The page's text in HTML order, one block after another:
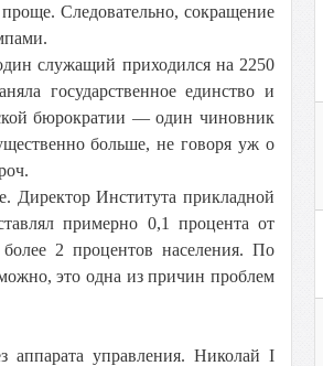
Следовательно, сокращение
служащий приходился на 2250
государственное единство и
бюрократии — один чиновник
больше, не говоря уж о
Директор Института прикладной
примерно 0,1 процента от
2 процентов населения. По
это одна из причин проблем
аппарата управления. Николай I